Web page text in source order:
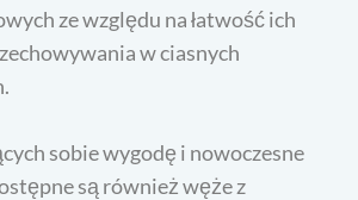
ze względu na łatwość ich
w ciasnych
sobie wygodę i nowoczesne
są również węże z